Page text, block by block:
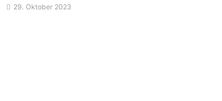
29. Oktober 2023